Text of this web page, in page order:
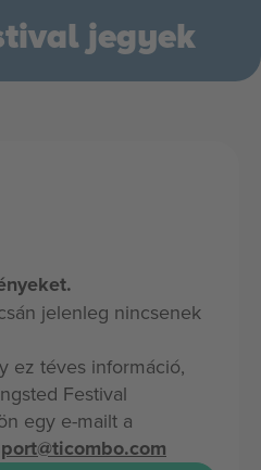
jegyek
jelenleg nincsenek
ez téves információ,
Festival
egy e-mailt a